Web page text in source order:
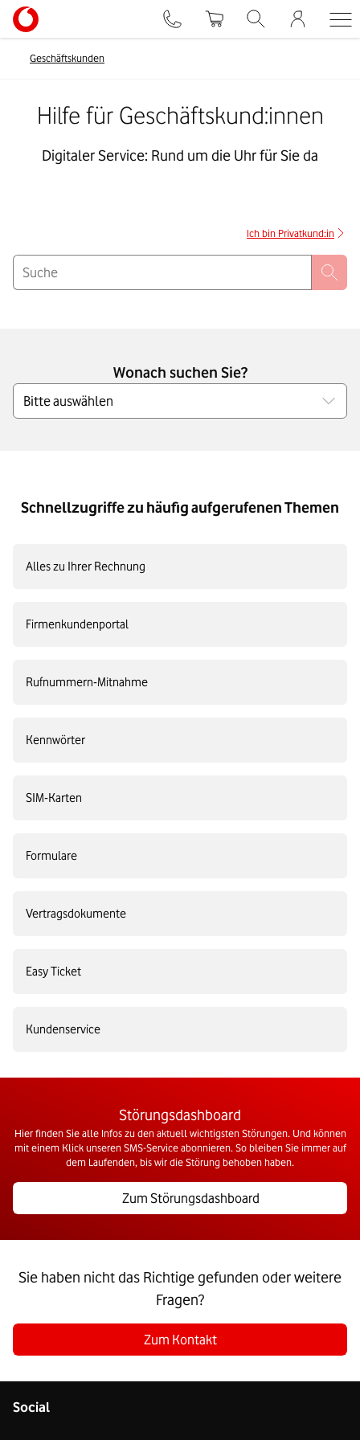
Geschäftskunden
Hilfe für Geschäftskund:innen
Digitaler Service: Rund um die Uhr für Sie da
Ich bin Privatkund:in
Wonach suchen Sie?
Bitte auswählen
Schnellzugriffe zu häufig aufgerufenen Themen
Alles zu Ihrer Rechnung
Firmenkundenportal
Rufnummern-Mitnahme
Kennwörter
SIM-Karten
Formulare
Vertragsdokumente
Easy Ticket
Kundenservice
Störungsdashboard
Hier finden Sie alle Infos zu den aktuell wichtigsten Störungen. Und können
mit einem Klick unseren SMS-Service abonnieren. So bleiben Sie immer auf
dem Laufenden, bis wir die Störung behoben haben.
Zum Störungsdashboard
Sie haben nicht das Richtige gefunden oder weitere
Fragen?
Zum Kontakt
Social